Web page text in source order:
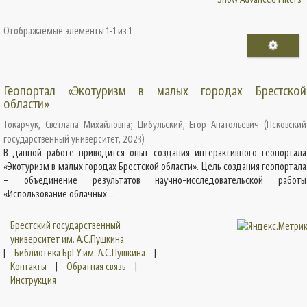
Отображаемые элементы 1-1 из 1
Геопортал «Экотуризм в малых городах Брестской
области»
Токарчук, Светлана Михайловна; Цибульский, Егор Анатольевич (Псковский
государственный университет, 2023)
В данной работе приводится опыт создания интерактивного геопортала
«Экотуризм в малых городах Брестской области». Цель создания геопортала
– объединение результатов научно-исследовательской работы
«Использование облачных ...
Брестский государственный
университет им. А.С.Пушкина
|
Библиотека БрГУ им. А.С.Пушкина
|
Контакты
| Обратная связь
|
Инструкция